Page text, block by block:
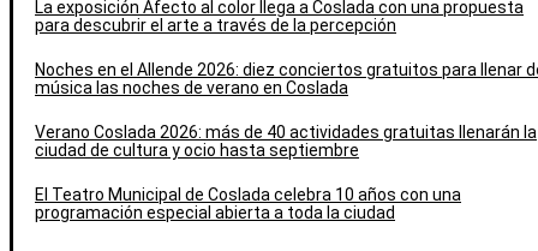
La exposición Afecto al color llega a Coslada con una propuesta
para descubrir el arte a través de la percepción
Noches en el Allende 2026: diez conciertos gratuitos para llenar
música las noches de verano en Coslada
Verano Coslada 2026: más de 40 actividades gratuitas llenarán la
ciudad de cultura y ocio hasta septiembre
El Teatro Municipal de Coslada celebra 10 años con una
programación especial abierta a toda la ciudad